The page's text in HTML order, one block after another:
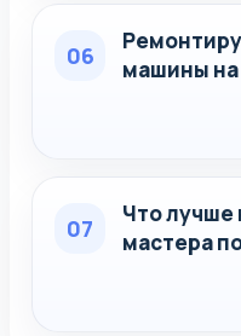
06
машины
07
Что лучше
мастера